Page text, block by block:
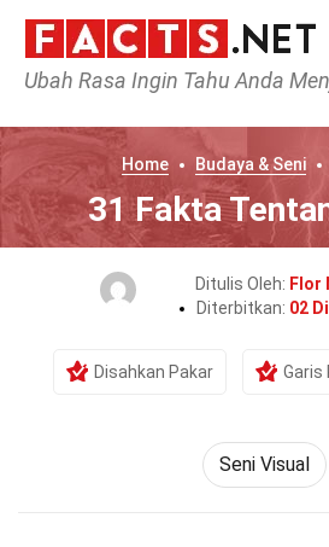
Ubah Rasa Ingin Tahu Anda
Home Budaya & Seni
31 Fakta
Ditulis Oleh: Flor
Diterbitkan: 02
Disahkan Pakar Garis
Seni Visual